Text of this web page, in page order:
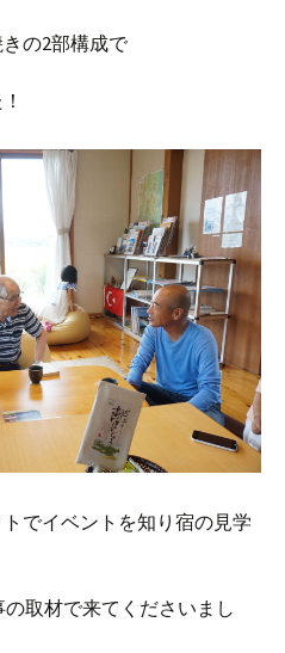
の2部構成で
でイベントを知り宿の見学
取材で来てくださいまし